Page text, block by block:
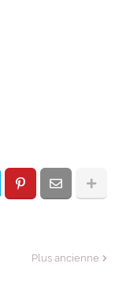
Plus ancienne